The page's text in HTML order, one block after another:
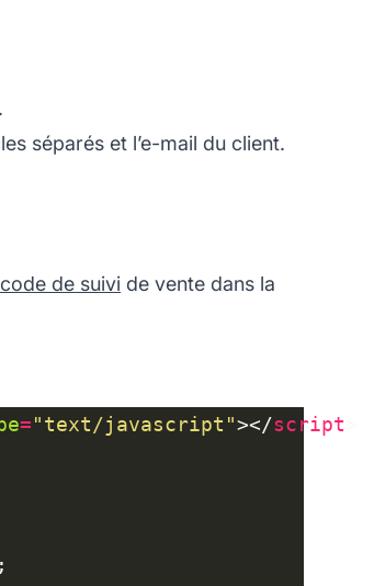
séparés et l’e-mail du client.
code de suivi de vente dans la
="text/javascript"></script